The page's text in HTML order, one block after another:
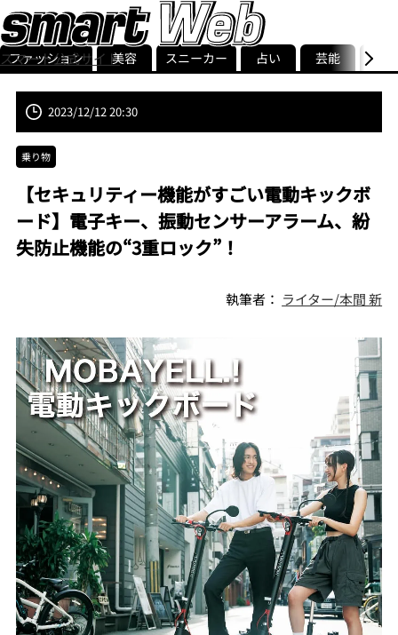
スマート公式サイト
smart最新号
記事一覧ランキング
ストリ
ファッション 美容 スニーカー 占い 芸能 グル
2023/12/12 20:30
乗り物
【セキュリティー機能がすごい電動キックボ
ード】電子キー、振動センサーアラーム、紛
失防止機能の“3重ロック”！
執筆者： ライター/本間 新